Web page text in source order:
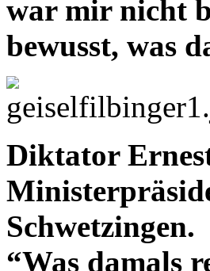
war mir nicht
bewusst, was
Diktator
Schwetzingen.
“Was damals